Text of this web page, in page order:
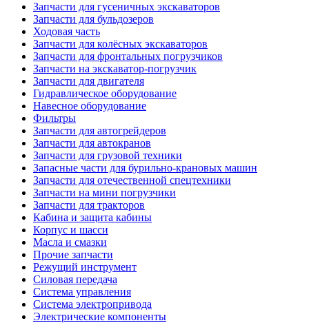
Запчасти для гусеничных экскаваторов
Запчасти для бульдозеров
Ходовая часть
Запчасти для колёсных экскаваторов
Запчасти для фронтальных погрузчиков
Запчасти на экскаватор-погрузчик
Запчасти для двигателя
Гидравлическое оборудование
Навесное оборудование
Фильтры
Запчасти для автогрейдеров
Запчасти для автокранов
Запчасти для грузовой техники
Запасные части для бурильно-крановых машин
Запчасти для отечественной спецтехники
Запчасти на мини погрузчики
Запчасти для тракторов
Кабина и защита кабины
Корпус и шасси
Масла и смазки
Прочие запчасти
Режущий инструмент
Силовая передача
Система управления
Система электропривода
Электрические компоненты